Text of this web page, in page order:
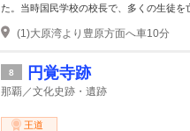
た。当時国民学校の校長で、多くの生徒を
(1)大原湾より豊原方面へ車10分
8 円覚寺跡
那覇／文化史跡・遺跡
王道